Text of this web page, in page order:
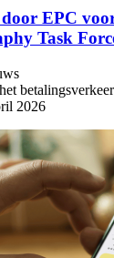
door EPC
Task
betalingsverkeer
2026